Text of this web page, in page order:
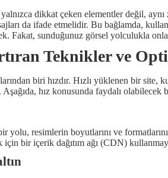
dikkat çeken elementler değil, aynı
da ifade etmelidir. Bu bağlamda,
Fakat, sunduğunuz görsel yolculukla
Teknikler ve
biri hızdır. Hızlı yüklenen bir
hız konusunda faydalı olabilecek
bir yolu, resimlerin boyutlarını ve
için bir içerik dağıtım ağı (CDN)